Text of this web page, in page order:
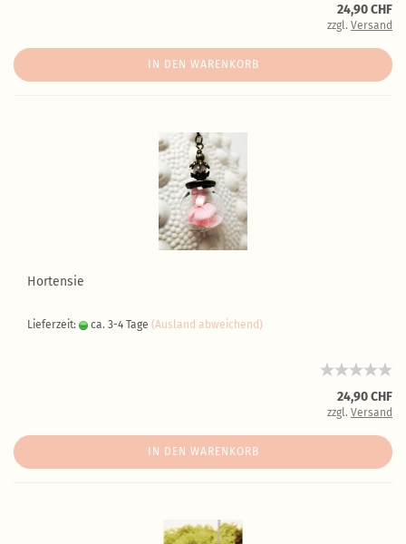
24,90 CHF
zzgl. Versand
IN DEN WARENKORB
Hortensie
Lieferzeit: ca. 3-4 Tage (Ausland abweichend)
24,90 CHF
zzgl. Versand
IN DEN WARENKORB